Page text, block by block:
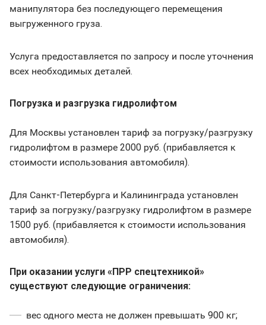
манипулятора без последующего перемещения
выгруженного груза.
Услуга предоставляется по запросу и после уточнения
всех необходимых деталей.
Погрузка и разгрузка гидролифтом
Для Москвы установлен тариф за погрузку/разгрузку
гидролифтом в размере 2000 руб. (прибавляется к
стоимости использования автомобиля).
Для Санкт-Петербурга и Калининграда установлен
тариф за погрузку/разгрузку гидролифтом в размере
1500 руб. (прибавляется к стоимости использования
автомобиля).
При оказании услуги «ПРР спецтехникой»
существуют следующие ограничения:
вес одного места не должен превышать 900 кг;